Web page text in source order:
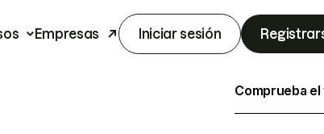
Empresas Iniciar sesión
Comprueba